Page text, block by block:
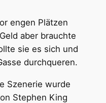
engen Plätzen
aber brauchte
sie es sich und
durchqueren.
Szenerie wurde
Stephen King